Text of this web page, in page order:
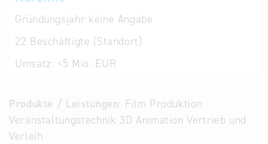
Datenbanken
Alternative
Gründungsjahr keine Angabe
22 Beschäftigte (Standort)
Umsatz: <5 Mio. EUR
Produkte / Leistungen: Film Produktion
Veranstaltungstechnik 3D Animation Vertrieb und
Verleih